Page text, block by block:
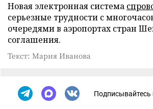
Новая электронная система
серьезные трудности с
очередями в аэропортах стран
соглашения.
Текст: Мария Иванова